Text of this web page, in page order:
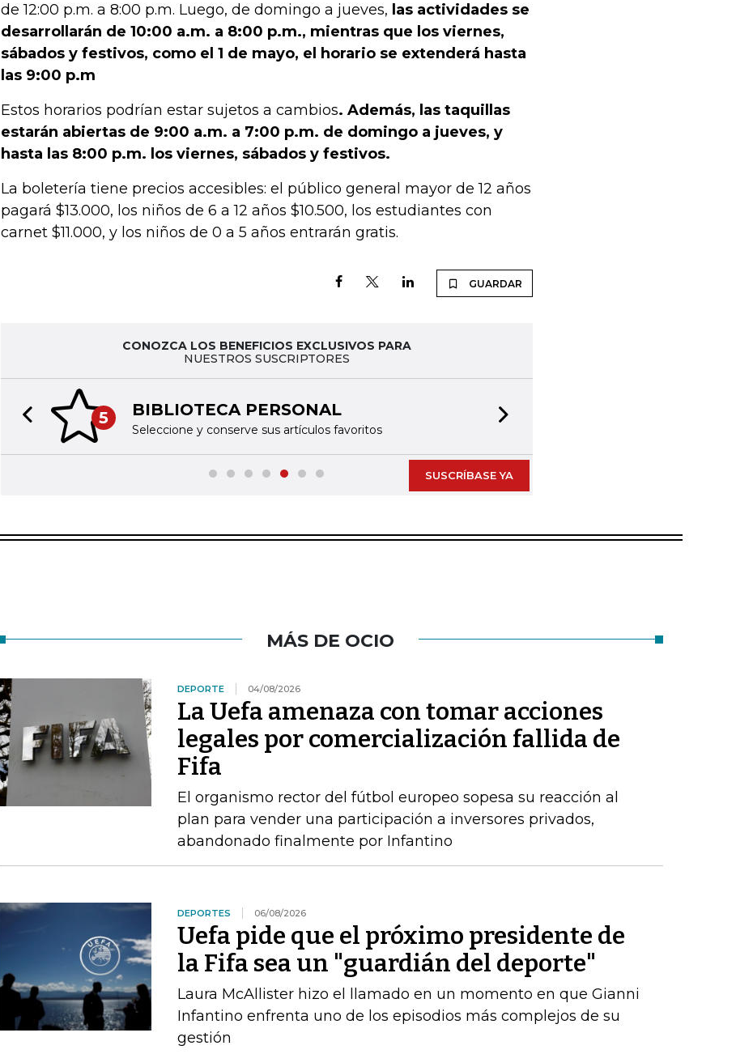
de 12:00 p.m. a 8:00 p.m. Luego, de domingo a jueves, las actividades se
desarrollarán de 10:00 a.m. a 8:00 p.m., mientras que los viernes,
sábados y festivos, como el 1 de mayo, el horario se extenderá hasta
las 9:00 p.m
Estos horarios podrían estar sujetos a cambios. Además, las taquillas
estarán abiertas de 9:00 a.m. a 7:00 p.m. de domingo a jueves, y
hasta las 8:00 p.m. los viernes, sábados y festivos.
La boletería tiene precios accesibles: el público general mayor de 12 años
pagará $13.000, los niños de 6 a 12 años $10.500, los estudiantes con
carnet $11.000, y los niños de 0 a 5 años entrarán gratis.
GUARDAR
CONOZCA LOS BENEFICIOS EXCLUSIVOS PARA
NUESTROS SUSCRIPTORES
5 BIBLIOTECA PERSONAL
Seleccione y conserve sus artículos favoritos
Previous slide
SUSCRÍBASE YA
MÁS DE OCIO
DEPORTE 04/08/2026
La Uefa amenaza con tomar acciones
legales por comercialización fallida de
Fifa
El organismo rector del fútbol europeo sopesa su reacción al
plan para vender una participación a inversores privados,
abandonado finalmente por Infantino
DEPORTES 06/08/2026
Uefa pide que el próximo presidente de
la Fifa sea un "guardián del deporte"
Laura McAllister hizo el llamado en un momento en que Gianni
Infantino enfrenta uno de los episodios más complejos de su
gestión